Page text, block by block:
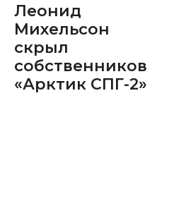
Леонид
Михельсон
скрыл
собственников
«Арктик СПГ-2»